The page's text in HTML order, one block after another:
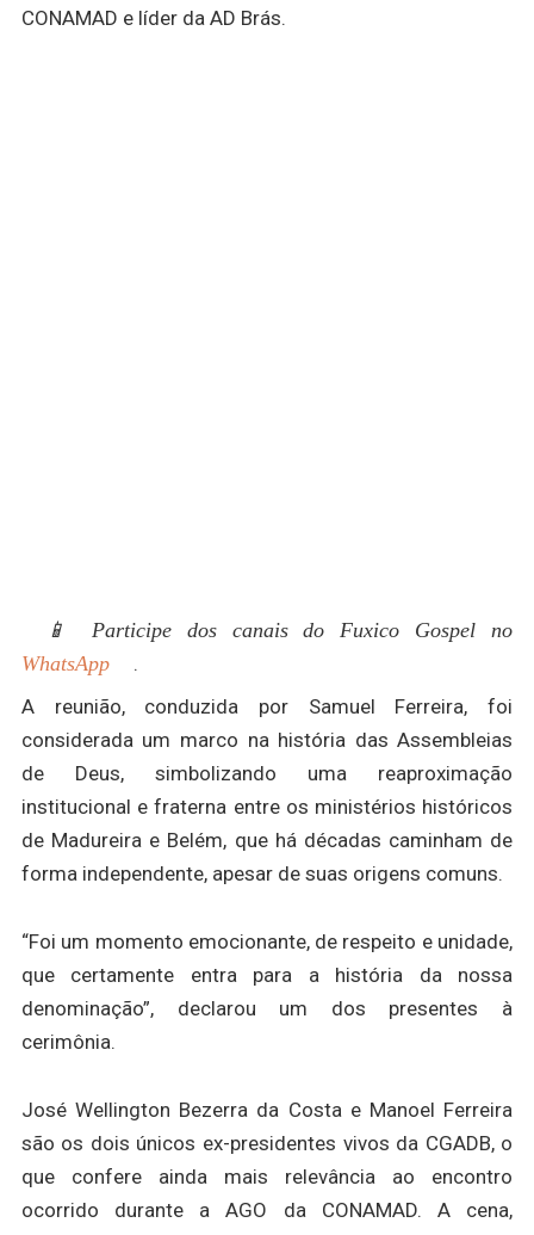
CONAMAD e líder da AD Brás.
📱 Participe dos canais do Fuxico Gospel no
WhatsApp
.
A reunião, conduzida por Samuel Ferreira, foi
considerada um marco na história das Assembleias
de Deus, simbolizando uma reaproximação
institucional e fraterna entre os ministérios históricos
de Madureira e Belém, que há décadas caminham de
forma independente, apesar de suas origens comuns.
“Foi um momento emocionante, de respeito e unidade,
que certamente entra para a história da nossa
denominação”, declarou um dos presentes à
cerimônia.
José Wellington Bezerra da Costa e Manoel Ferreira
são os dois únicos ex-presidentes vivos da CGADB, o
que confere ainda mais relevância ao encontro
ocorrido durante a AGO da CONAMAD. A cena,